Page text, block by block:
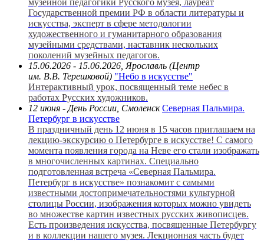
музейной педагогики Русского музея, лауреат
Государственной премии РФ в области литературы и
искусства, эксперт в сфере методологии
художественного и гуманитарного образования
музейными средствами, наставник нескольких
поколений музейных педагогов.
15.06.2026 - 15.06.2026, Ярославль (Центр
им. В.В. Терешковой) "Небо в искусстве"
Интерактивный урок, посвященный теме небес в
работах Русских художников.
12 июня - День России, СмоленскСеверная Пальмира.
Петербург в искусстве
В праздничный день 12 июня в 15 часов приглашаем на
лекцию-экскурсию о Петербурге в искусстве! С самого
момента появления города на Неве его стали изображать
в многочисленных картинах. Специально
подготовленная встреча «Северная Пальмира.
Петербург в искусстве» познакомит с самыми
известными достопримечательностями культурной
столицы России, изображения которых можно увидеть
во множестве картин известных русских живописцев.
Есть произведения искусства, посвященные Петербургу
и в коллекции нашего музея. Лекционная часть будет